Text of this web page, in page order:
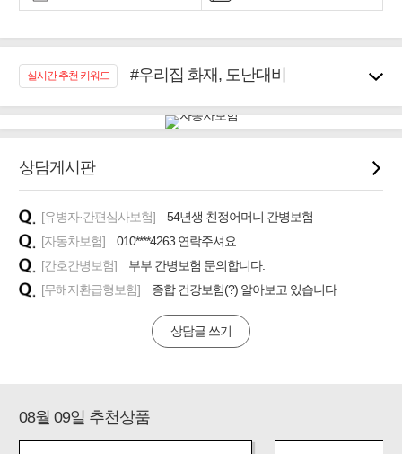
실시간 추천 키워드
#우리집 화재, 도난대비
#임플란트, 치아치료보장
#무해지 건강보험
#바뀌기전에 4세대 가입
#추천골프보험
상담게시판
[유병자·간편심사보험]
54년생 친정어머니 간병보험
[자동차보험]
010****4263 연락주셔요
[간호간병보험]
부부 간병보험 문의합니다.
[무해지환급형보험]
종합 건강보험(?) 알아보고 있습니다
상담글 쓰기
08월 09일 추천상품